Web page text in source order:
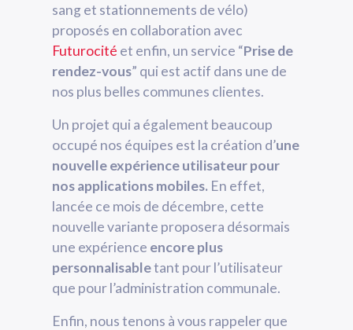
sang et stationnements de vélo)
proposés en collaboration avec
Futurocité et enfin, un service “Prise de
rendez-vous” qui est actif dans une de
nos plus belles communes clientes.
Un projet qui a également beaucoup
occupé nos équipes est la création d’une
nouvelle expérience utilisateur pour
nos applications mobiles. En effet,
lancée ce mois de décembre, cette
nouvelle variante proposera désormais
une expérience encore plus
personnalisabletant pour l’utilisateur
que pour l’administration communale.
Enfin, nous tenons à vous rappeler que